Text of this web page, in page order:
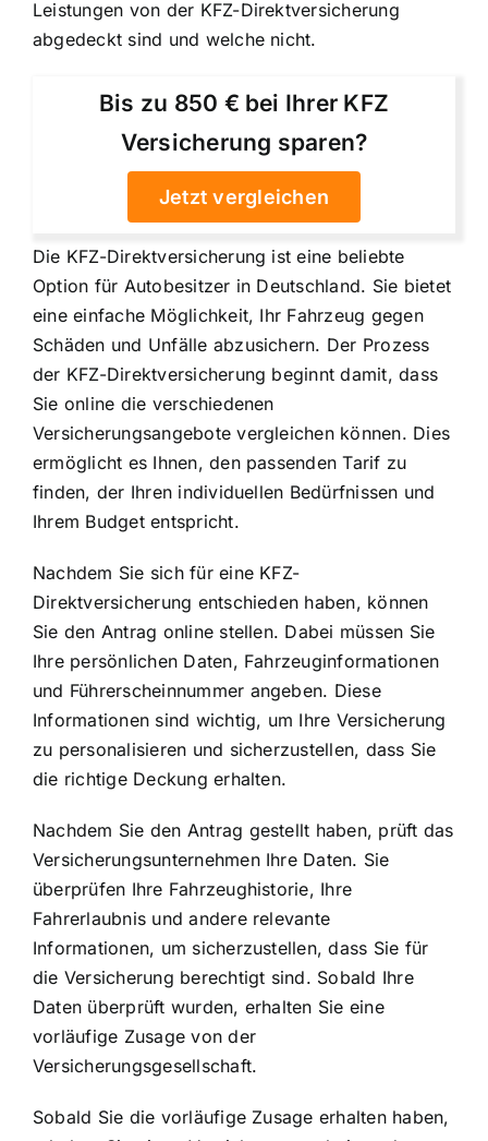
Leistungen von der KFZ-Direktversicherung
abgedeckt sind und welche nicht.
Bis zu 850 € bei Ihrer KFZ
Versicherung sparen?
Jetzt vergleichen
Die KFZ-Direktversicherung ist eine beliebte
Option für Autobesitzer in Deutschland. Sie bietet
eine einfache Möglichkeit, Ihr Fahrzeug gegen
Schäden und Unfälle abzusichern. Der Prozess
der KFZ-Direktversicherung beginnt damit, dass
Sie online die verschiedenen
Versicherungsangebote vergleichen können. Dies
ermöglicht es Ihnen, den passenden Tarif zu
finden, der Ihren individuellen Bedürfnissen und
Ihrem Budget entspricht.
Nachdem Sie sich für eine KFZ-
Direktversicherung entschieden haben, können
Sie den Antrag online stellen. Dabei müssen Sie
Ihre persönlichen Daten, Fahrzeuginformationen
und Führerscheinnummer angeben. Diese
Informationen sind wichtig, um Ihre Versicherung
zu personalisieren und sicherzustellen, dass Sie
die richtige Deckung erhalten.
Nachdem Sie den Antrag gestellt haben, prüft das
Versicherungsunternehmen Ihre Daten. Sie
überprüfen Ihre Fahrzeughistorie, Ihre
Fahrerlaubnis und andere relevante
Informationen, um sicherzustellen, dass Sie für
die Versicherung berechtigt sind. Sobald Ihre
Daten überprüft wurden, erhalten Sie eine
vorläufige Zusage von der
Versicherungsgesellschaft.
Sobald Sie die vorläufige Zusage erhalten haben,